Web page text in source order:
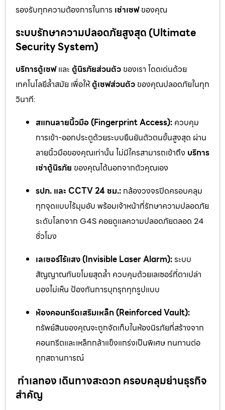
รองรับทุกความต้องการในการ เช่าเซฟของคุณ
ระบบรักษาความปลอดภัยสูงสุด (Ultimate
Security System)
บริการตู้เซฟและ ตู้นิรภัยส่วนตัว ของเรา โดดเด่นด้วย
เทคโนโลยีล้ำสมัย เพื่อให้ตู้เซฟส่วนตัว ของคุณปลอดภัยในทุก
วินาที:
สแกนลายนิ้วมือ (Fingerprint Access): ควบคุม
การเข้า-ออกประตูด้วยระบบยืนยันตัวตนขั้นสูงสุด ผ่าน
ลายนิ้วมือของคุณเท่านั้น ไม่มีใครสามารถเข้าถึง บริการ
เช่าตู้นิรภัย ของคุณได้นอกจากตัวคุณเอง
รปภ. และ CCTV 24 ชม.: กล้องวงจรปิดครอบคลุม
ทุกจุดแบบไร้มุมอับ พร้อมเจ้าหน้าที่รักษาความปลอดภัย
ระดับโลกจาก G4S คอยดูแลความปลอดภัยตลอด 24
ชั่วโมง
เลเซอร์ไร้แสง (Invisible Laser Alarm):ระบบ
สัญญาณกันขโมยสุดล้ำ ควบคุมด้วยเลเซอร์ที่ตาเปล่า
มองไม่เห็น ป้องกันการบุกรุกทุกรูปแบบ
ห้องคอนกรีตเสริมเหล็ก (Reinforced Vault):
ทรัพย์สินของคุณจะถูกจัดเก็บในห้องนิรภัยที่สร้างจาก
คอนกรีตและเหล็กกล้าแข็งแกร่งเป็นพิเศษ ทนทานต่อ
ทุกสถานการณ์
ทำเลทอง เดินทางสะดวก ครอบคลุมย่านธุรกิจ
สำคัญ